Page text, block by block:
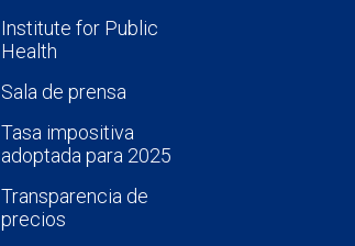
Institute for Public
Health
Sala de prensa
Tasa impositiva
adoptada para 2025
Transparencia de
precios